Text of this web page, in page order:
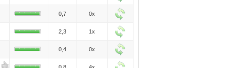
0,7 0x
2,3 1x
0,4 0x